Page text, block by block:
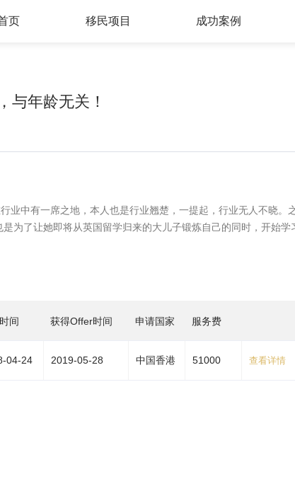
页 移民项目
土耳其
成功案例
与年龄无关！
业中有一席之地，本人也是行业翘楚，一提起，行业无人不晓。
为了让她即将从英国留学归来的大儿子锻炼自己的同时，开始学
间 获得Offer时间 申请国家 服务费
04-24 2019-05-28 中国香港 51000 查看详情